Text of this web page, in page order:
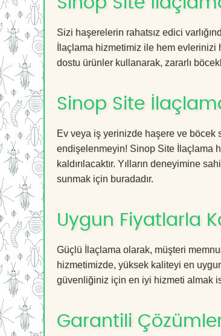
Sizi haşerelerin rahatsız edici
İlaçlama hizmetimiz ile hem
dostu ürünler kullanarak, zararlı
Sinop Site
Ev veya iş yerinizde haşere ve böcek
endişelenmeyin! Sinop Site İlaçlama
kaldırılacaktır. Yılların deneyimine
sunmak için buradadır.
Uygun Fiyatlarla
Güçlü İlaçlama olarak, müşteri
hizmetimizde, yüksek kaliteyi en
güvenliğiniz için en iyi hizmeti almak
Garantili